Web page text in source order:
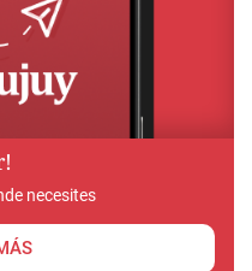
necesites